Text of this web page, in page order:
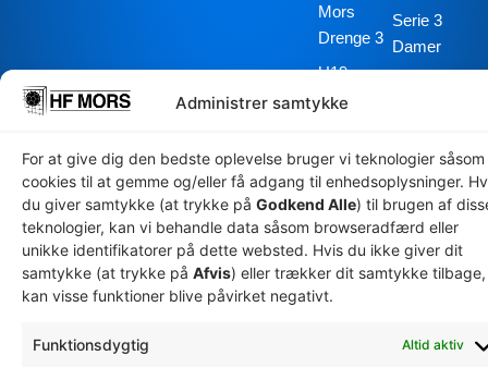
Administrer samtykke
For at give dig den bedste oplevelse bruger vi teknologier såsom
cookies til at gemme og/eller få adgang til enhedsoplysninger.
du giver samtykke (at trykke på Godkend Alle) til brugen af
teknologier, kan vi behandle data såsom browseradfærd eller
unikke identifikatorer på dette websted. Hvis du ikke giver dit
samtykke (at trykke på Afvis) eller trækker dit samtykke tilbage,
kan visse funktioner blive påvirket negativt.
Funktionsdygtig Altid aktiv
Mors
Drenge 3
U19
Mors-Thy
Akademi /
Skyum
Herre
Senior
Serie 1
Herre
Serie 3
Damer
Q